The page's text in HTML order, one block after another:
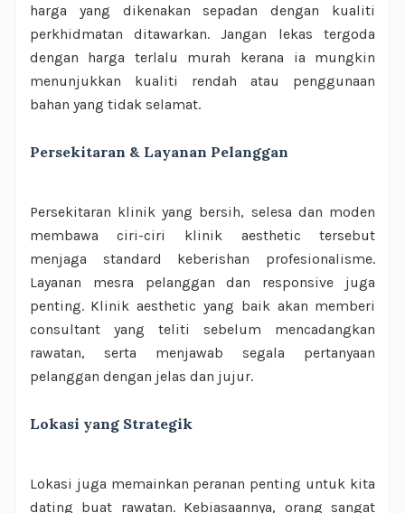
harga yang dikenakan sepadan dengan kualiti
perkhidmatan ditawarkan. Jangan lekas tergoda
dengan harga terlalu murah kerana ia mungkin
menunjukkan kualiti rendah atau penggunaan
bahan yang tidak selamat.
Persekitaran & Layanan Pelanggan
Persekitaran klinik yang bersih, selesa dan moden
membawa ciri-ciri klinik aesthetic tersebut
menjaga standard keberishan profesionalisme.
Layanan mesra pelanggan dan responsive juga
penting. Klinik aesthetic yang baik akan memberi
consultant yang teliti sebelum mencadangkan
rawatan, serta menjawab segala pertanyaan
pelanggan dengan jelas dan jujur.
Lokasi yang Strategik
Lokasi juga memainkan peranan penting untuk kita
dating buat rawatan. Kebiasaannya, orang sangat